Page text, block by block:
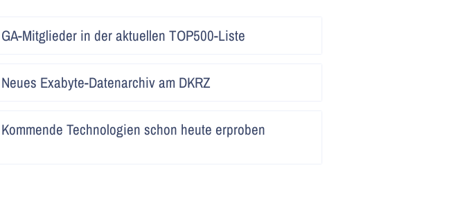
GA-Mitglieder in der aktuellen TOP500-Liste
Neues Exabyte-Datenarchiv am DKRZ
Kommende Technologien schon heute erproben